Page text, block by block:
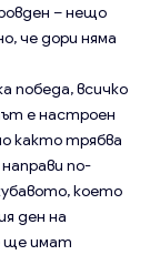
– нещо
че дори няма
победа, всичко
е настроен
както трябва
по-
което
ден на
ще имат